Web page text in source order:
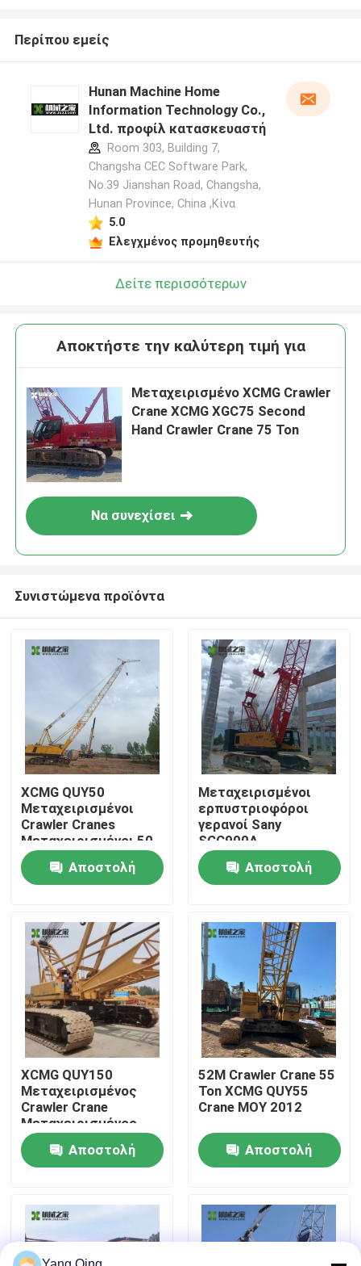
Σπίτι
Προϊόντα
Γύρος εργοστασίων
Ποιοτικός έλεγχος
Μας ελάτε σε επαφή με
Ζητήστε ένα απόσπασμα
Χρησιμοποιημένοι γερανοί φορτηγών
Μεταχειρισμένοι γερανοί φορτηγών
Χρησιμοποίησε όλους τους γερανούς εκτάσεων
Περίπου εμείς
Hunan Machine Home
Information Technology Co.,
Ltd. προφίλ κατασκευαστή
Room 303, Building 7,
Changsha CEC Software Park,
No.39 Jianshan Road, Changsha,
Hunan Province, China ,Κίνα
5.0
Ελεγχμένος προμηθευτής
Δείτε περισσότερων
Αποκτήστε την καλύτερη τιμή για
Μεταχειρισμένο XCMG Crawler
Crane XCMG XGC75 Second
Hand Crawler Crane 75 Ton
Να συνεχίσει
Συνιστώμενα προϊόντα
XCMG QUY50
Μεταχειρισμένοι
Crawler Cranes
Μεταχειρισμένοι 50
Ton MOY 2006
Αποστολή
Μεταχειρισμένοι
ερπυστριοφόροι
γερανοί Sany
SCC900A
Μεταχειρισμένοι
ερπυστριοφόροι
γερανοί 90 τόνων
Αποστολή
XCMG QUY150
Μεταχειρισμένος
Crawler Crane
Μεταχειρισμένος
MOY 2012
Αποστολή
52M Crawler Crane 55
Ton XCMG QUY55
Crane MOY 2012
Αποστολή